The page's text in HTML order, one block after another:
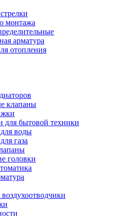
монтажа
арматура
отопления
клапаны
для бытовой техники
воды
газа
головки